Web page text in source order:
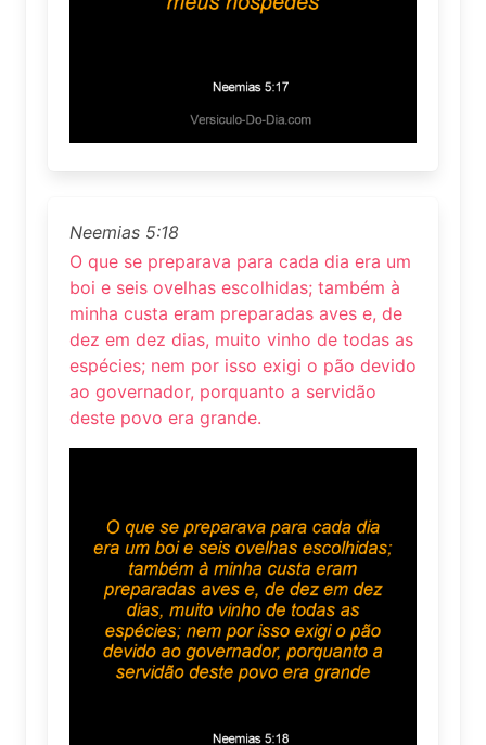
Neemias 5:18
O que se preparava para cada dia era um
boi e seis ovelhas escolhidas; também à
minha custa eram preparadas aves e, de
dez em dez dias, muito vinho de todas as
espécies; nem por isso exigi o pão devido
ao governador, porquanto a servidão
deste povo era grande.